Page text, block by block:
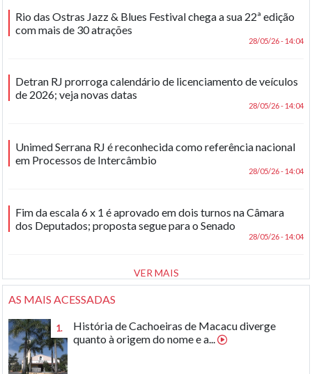
Rio das Ostras Jazz & Blues Festival chega a sua 22ª edição
com mais de 30 atrações
28/05/26 - 14:04
Detran RJ prorroga calendário de licenciamento de veículos
de 2026; veja novas datas
28/05/26 - 14:04
Unimed Serrana RJ é reconhecida como referência nacional
em Processos de Intercâmbio
28/05/26 - 14:04
Fim da escala 6 x 1 é aprovado em dois turnos na Câmara
dos Deputados; proposta segue para o Senado
28/05/26 - 14:04
VER MAIS
AS MAIS ACESSADAS
1.
História de Cachoeiras de Macacu diverge
quanto à origem do nome e a...